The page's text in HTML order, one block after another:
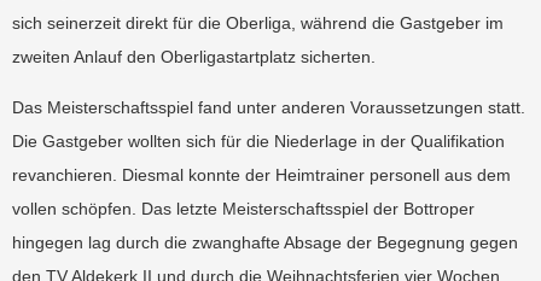
sich seinerzeit direkt für die Oberliga, während die Gastgeber im
zweiten Anlauf den Oberligastartplatz sicherten.
Das Meisterschaftsspiel fand unter anderen Voraussetzungen statt.
Die Gastgeber wollten sich für die Niederlage in der Qualifikation
revanchieren. Diesmal konnte der Heimtrainer personell aus dem
vollen schöpfen. Das letzte Meisterschaftsspiel der Bottroper
hingegen lag durch die zwanghafte Absage der Begegnung gegen
den TV Aldekerk II und durch die Weihnachtsferien vier Wochen